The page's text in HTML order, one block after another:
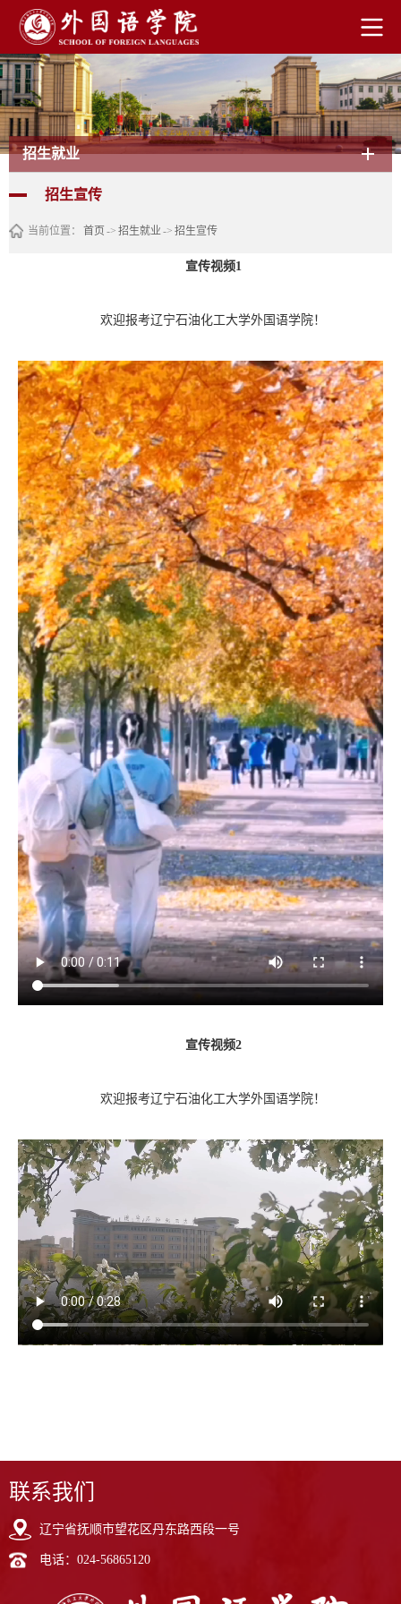
招生就业
招生宣传
当前位置： 首页-> 招生就业 -> 招生宣传
宣传视频1
欢迎报考辽宁石油化工大学外国语学院！
宣传视频2
欢迎报考辽宁石油化工大学外国语学院！
联系我们
辽宁省抚顺市望花区丹东路西段一号
电话：024-56865120